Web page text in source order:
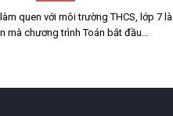
quen với môi trường THCS, lớp 7 là
mà chương trình Toán bắt đầu…